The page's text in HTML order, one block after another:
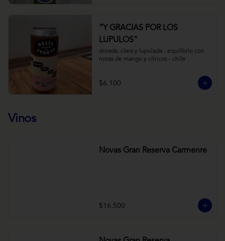
“Y GRACIAS POR LOS
LUPULOS"
dorada, clara y lupulada - equilibrio con
notas de mango y cítricos - chile
$6.100
Vinos
Novas Gran Reserva Carmenre
$16.500